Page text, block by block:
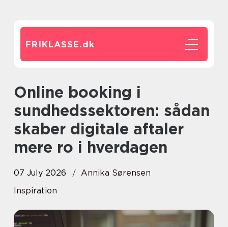
FRIKLASSE.dk
Online booking i
sundhedssektoren: sådan
skaber digitale aftaler
mere ro i hverdagen
07 July 2026
Annika Sørensen
Inspiration